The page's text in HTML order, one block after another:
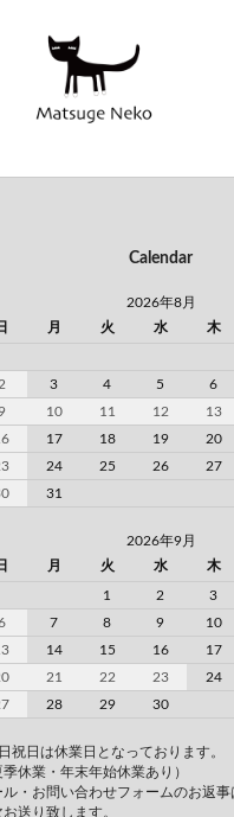
Calendar
2026年8月
月 火 水 木
2
3 4 5 6
10 11 12 13
17 18 19 20
24 25 26 27
31
2026年9月
月 火 水 木
1 2 3
7 8 9 10
14 15 16 17
21 22 23 24
28 29 30
祝日は休業日となっております。
季休業・年末年始休業あり）
ル・お問い合わせフォームのお返
お送り致します。